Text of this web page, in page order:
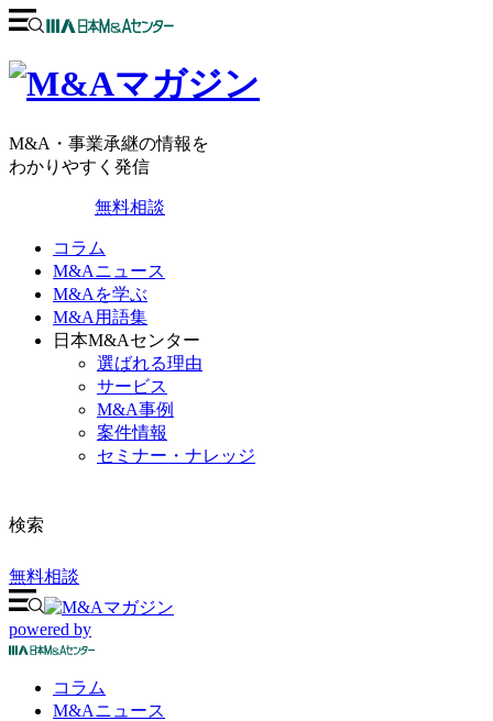
M&A・事業承継の情報を
わかりやすく発信
無料相談
コラム
M&Aニュース
M&Aを学ぶ
M&A用語集
日本M&Aセンター
選ばれる理由
サービス
M&A事例
案件情報
セミナー・ナレッジ
検索
無料相談
powered by
コラム
M&Aニュース